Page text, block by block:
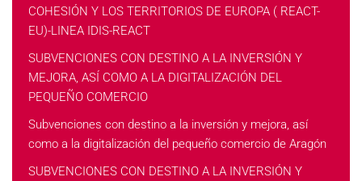
COHESIÓN Y LOS TERRITORIOS DE EUROPA ( REACT-
EU)-LINEA IDIS-REACT
SUBVENCIONES CON DESTINO A LA INVERSIÓN Y
MEJORA, ASÍ COMO A LA DIGITALIZACIÓN DEL
PEQUEÑO COMERCIO
Subvenciones con destino a la inversión y mejora, así
como a la digitalización del pequeño comercio de Aragón
SUBVENCIONES CON DESTINO A LA INVERSIÓN Y